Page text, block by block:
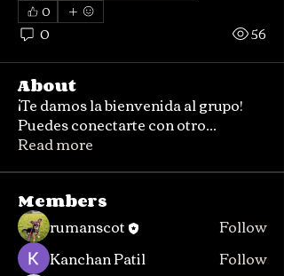
0
0 56
About
¡Te damos la bienvenida al grupo!
Puedes conectarte con otro...
Read more
Members
rumanscot
Follow
Kanchan Patil
Follow